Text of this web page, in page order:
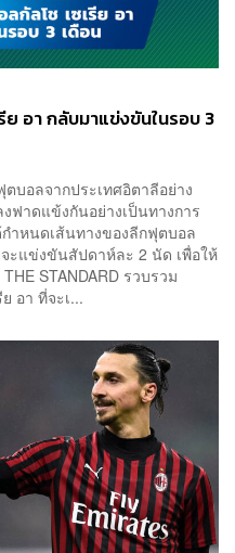
ย อา กลับมาแข่งขันในรอบ 3
บอลจากประเทศอิตาลีอย่าง
ฟาดแข้งกันอย่างเป็นทางการ
ำหนดเส้นทางของลีกฟุตบอล
ะแข่งขันสัปดาห์ละ 2 นัด เพื่อให้
STANDARD รวบรวม
อา ที่จะเ...